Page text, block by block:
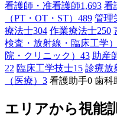
看護師・准看護師1,693 看
（PT・OT・ST） 489 管理
療法士304 作業療法士250
検査・放射線・臨床工学）
院・クリニック） 43 助産
22 臨床工学技士15 診療放
（医療） 3 看護助手0 歯科
エリアから視能